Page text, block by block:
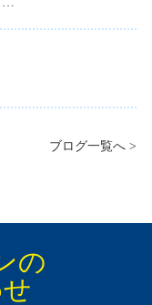
ブログ一覧へ >
の